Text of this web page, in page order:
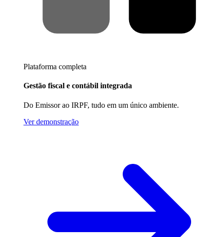
Plataforma completa
Gestão fiscal e contábil integrada
Do Emissor ao IRPF, tudo em um único ambiente.
Ver demonstração